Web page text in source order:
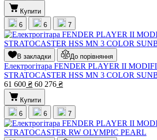
Купити
6
6 7
В закладки До порівняння
Електрогітара FENDER PLAYER II
STRATOCASTER HSS MN 3 COLOR
61 600 ₴ 60 276 ₴
Купити
6
6 7